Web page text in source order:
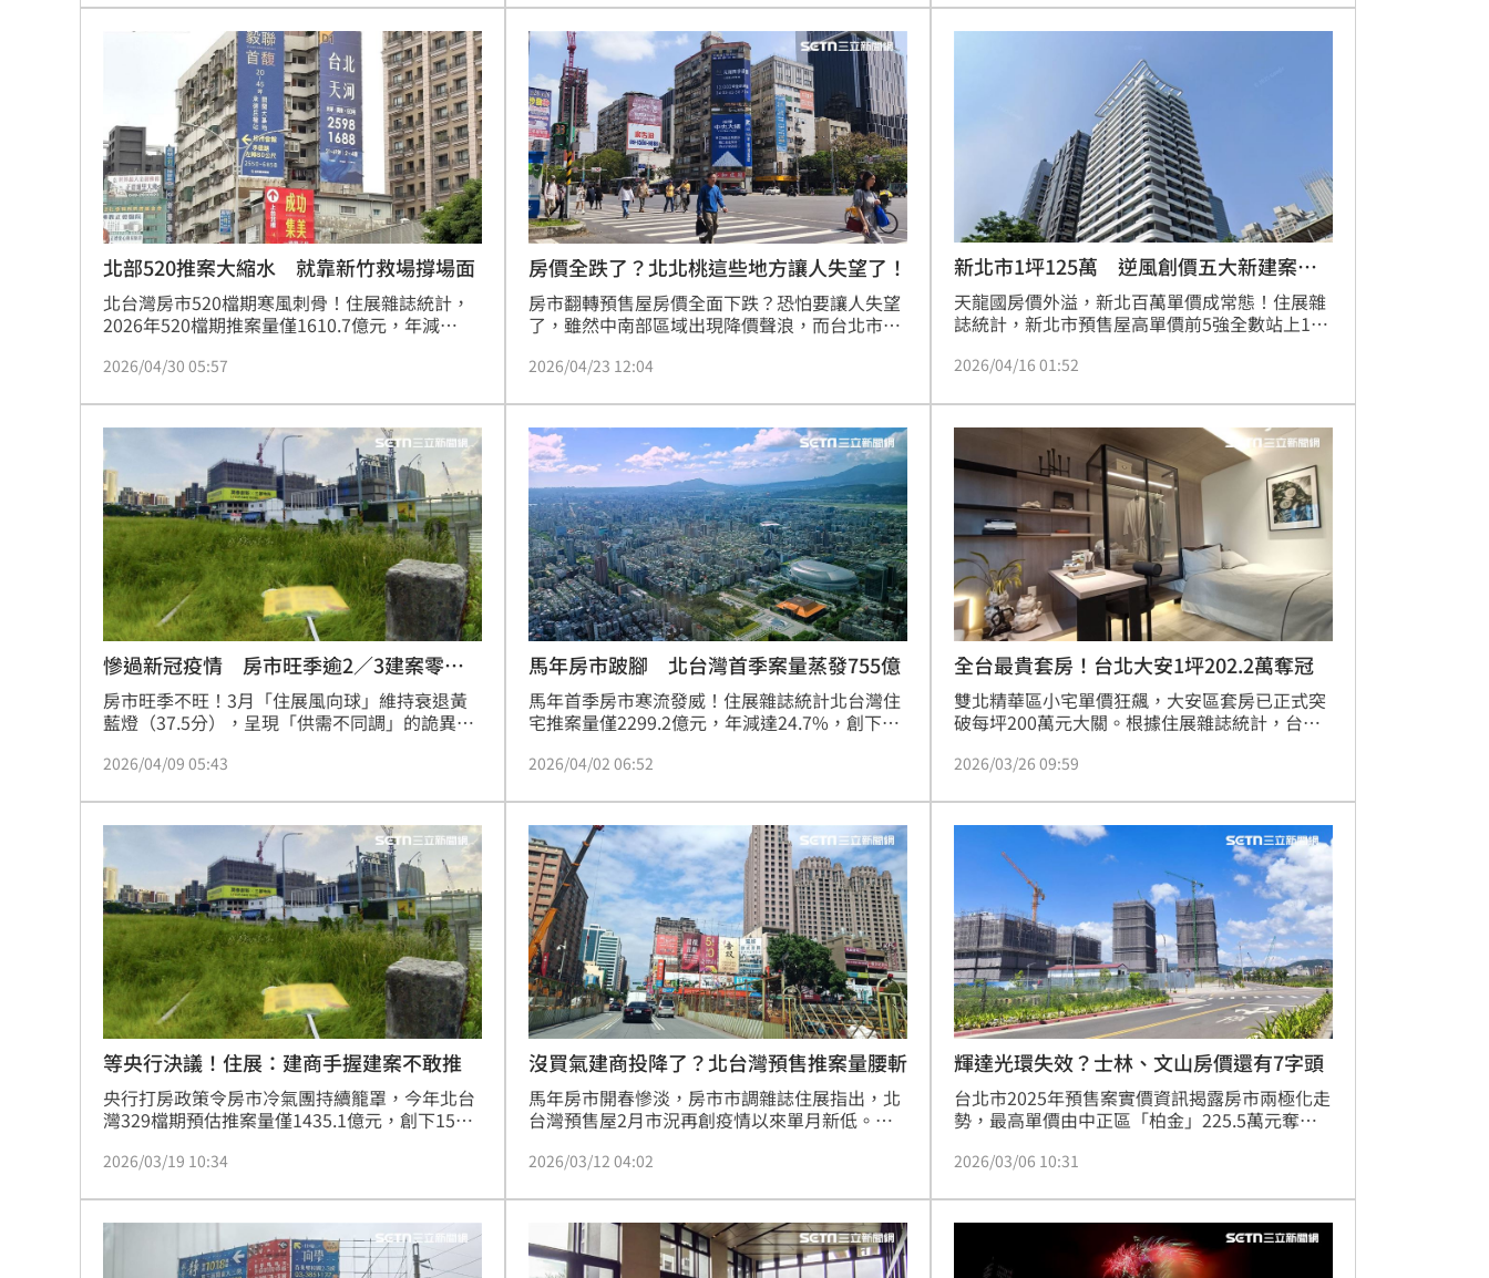
言人陳炳辰表示，房市正值谷底翻身階段，後續
能否順利回溫，全看下周央行理監事會議結果的
臨門一腳。（陳韋帆）
量上呈現逆勢突圍的個案表現。此外，大型建案
因規模巨大、持有成本高且先前已投入龐大資
金，推案時程無法像中小型案般靈活調整，也是
不得不硬著頭皮亮相的關鍵因素。（陳韋帆）
4%，新北市低於1,000萬元也只有2%，超低總
價新案極度稀缺，加上貸款困難、前景不明，整
體房市出現棄房買股的窘境顯然並不意外。（陳
北部520推案大縮水 就靠新竹救場撐場面
北台灣房市520檔期寒風刺骨！住展雜誌統計，
2026年520檔期推案量僅1610.7億元，年減
竹地區異軍突起，案量較去年同期暴增
新竹有百億指標案撐場，但整體市場受央行打房
與銀行房貸緊縮影響，建商信心潰散、保守去化
舊案，房市年中慶恐在冷清中度過。（陳韋帆）
2026/04/30 05:57
房價全跌了？北北桃這些地方讓人失望了！
房市翻轉預售屋房價全面下跌？恐怕要讓人失望
了，雖然中南部區域出現降價聲浪，而台北市也
逾1成，住展雜誌指出，房市雖然轉向剛需的買
中永和、板橋，桃園市中壢、桃園區等，買盤持
續靠攏下，也在這波房市寒冬下逆風飛翔。(陳韋
帆)
2026/04/23 12:04
新北市1坪125萬 逆風創價五大新建案出
爐
天龍國房價外溢，新北百萬單價成常態！住展雜
誌統計，新北市預售屋高單價前5強全數站上114
市紀錄。專家陳炳辰指出，儘管面臨打房利空，
破百，甚至出現總價逾1.1億元的豪宅交易。數據
顯示，2025年新北9字頭以上建案占比驟增至
12%，顯示優質地帶具抗跌風險特性，房價強者
恆強。(陳韋帆)
2026/04/16 01:52
慘過新冠疫情 房市旺季逾2／3建案零成
交
房市旺季不旺！3月「住展風向球」維持衰退黃
藍燈（37.5分），呈現「供需不同調」的詭異市
億案量湧現，預售推案量創2024年11月來新高，
組。住展總監陳炳辰警告，待售建案數已飆至
1563案，慘過疫情時期，若買氣持續與海量供給
脫節，後續賣壓恐如排山倒海而來。(陳韋帆)
2026/04/09 05:43
馬年房市跛腳 北台灣首季案量蒸發755億
馬年首季房市寒流發威！住展雜誌統計北台灣住
宅推案量僅2299.2億元，年減達24.7%，創下
受限貸令與打房政策影響，建商信心萬念俱灰，
推案強迫上場，逆勢增長38.1%。雖然央行3月
微調政策釋放暖意，但下半年面臨選舉變數，今
年房市整體樂觀度依然有限。（陳韋帆）
2026/04/02 06:52
全台最貴套房！台北大安1坪202.2萬奪冠
雙北精華區小宅單價狂飆，大安區套房已正式突
破每坪200萬元大關。根據住展雜誌統計，台北
全台最貴套房寶座；新北市永和區「蒲陽頂溪」
限貸令與景氣波動籠罩，但蛋黃區套房憑藉「低
總價、好轉手、易出租」三大優勢，吸引置產客
卡位鍍金地段，形成「越小越貴」的極端市場現
象。(陳韋帆)
2026/03/26 09:59
等央行決議！住展：建商手握建案不敢推
央行打房政策令房市冷氣團持續籠罩，今年北台
灣329檔期預估推案量僅1435.1億元，創下15年
第七波信用管制使建商進場意願低迷，案量年減
580.5億元居冠，但仍受延推與改規格影響；新
竹地區更陷入泥沼，整體案量僅約68億元，顯見
市場觀望氣氛極其濃厚。(陳韋帆)
2026/03/19 10:34
沒買氣建商投降了？北台灣預售推案量腰斬
馬年房市開春慘淡，房市市調雜誌住展指出，北
台灣預售屋2月市況再創疫情以來單月新低。住
金不確定性影響，近2/3建案單週「零成交」，
房市信心未見曙光，後續需視央行決策是否有轉
機，否則恐陷入歹戲拖棚。(陳韋帆)
2026/03/12 04:02
輝達光環失效？士林、文山房價還有7字頭
台北市2025年預售案實價資訊揭露房市兩極化走
勢，最高單價由中正區「柏金」225.5萬元奪
75.4萬元，兩者價差高達3倍。住展雜誌總監陳
價案站穩200萬元，蛋白區則因價格為王，建商
推案轉向保守並出現7字頭，呈現強者恆強、二
線鬆動的極端發展。（陳韋帆）
2026/03/06 10:31